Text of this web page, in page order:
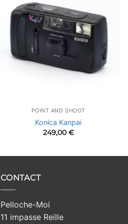
POINT AND SHOOT
Konica Kanpai
249,00€
CONTACT
Pelloche-Moi
11 impasse Reille